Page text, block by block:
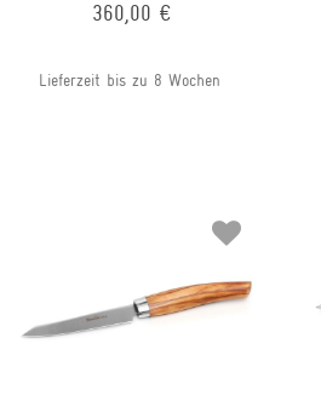
360,00 €
Lieferzeit bis zu 8 Wochen